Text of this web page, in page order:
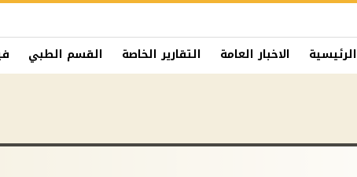
الرئيسية الاخبار العامة التقارير الخاصة القسم الطبي